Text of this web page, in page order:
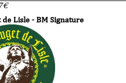
€
Lisle - BM Signature